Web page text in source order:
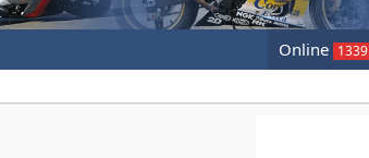
Online